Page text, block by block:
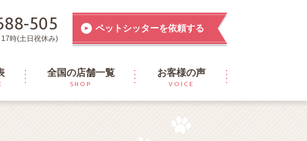
505
時(土日祝休み)
ペットシッターを依頼する
全国の店舗一覧
SHOP
お客様の声
VOICE